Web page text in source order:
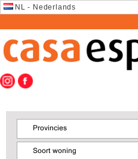
NL - Nederlands
Provincies
Soort woning